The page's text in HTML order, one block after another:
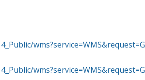
wms?service=WMS&request=G
wms?service=WMS&request=G